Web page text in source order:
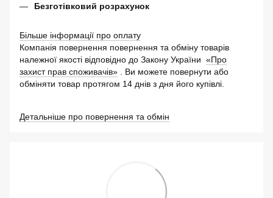
Безготівковий розрахунок
Більше інформації про оплату
Компанія повернення повернення та обміну товарів
належної якості відповідно до Закону України «Про
захист прав споживачів» . Ви можете повернути або
обміняти товар протягом 14 днів з дня його купівлі.
Детальніше про повернення та обмін